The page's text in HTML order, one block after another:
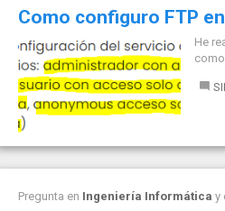
Como configuro FTP
He
Pregunta en Ingeniería Informática y